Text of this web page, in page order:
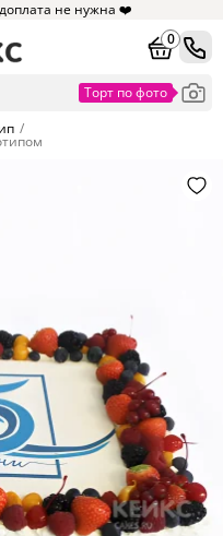
не нужна ❤️
0
/